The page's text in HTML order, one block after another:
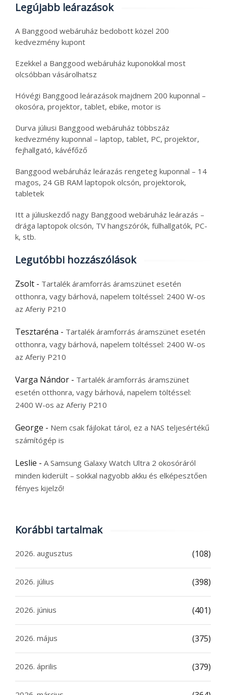
Legújabb leárazások
A Banggood webáruház bedobott közel 200
kedvezmény kupont
Ezekkel a Banggood webáruház kuponokkal most
olcsóbban vásárolhatsz
Hóvégi Banggood leárazások majdnem 200 kuponnal –
okosóra, projektor, tablet, ebike, motor is
Durva júliusi Banggood webáruház többszáz
kedvezmény kuponnal – laptop, tablet, PC, projektor,
fejhallgató, kávéfőző
Banggood webáruház leárazás rengeteg kuponnal – 14
magos, 24 GB RAM laptopok olcsón, projektorok,
tabletek
Itt a júliuskezdő nagy Banggood webáruház leárazás –
drága laptopok olcsón, TV hangszórók, fülhallgatók, PC-
k, stb.
Legutóbbi hozzászólások
Zsolt - Tartalék áramforrás áramszünet esetén
otthonra, vagy bárhová, napelem töltéssel: 2400 W-os
az Aferiy P210
Tesztaréna - Tartalék áramforrás áramszünet esetén
otthonra, vagy bárhová, napelem töltéssel: 2400 W-os
az Aferiy P210
Varga Nándor - Tartalék áramforrás áramszünet
esetén otthonra, vagy bárhová, napelem töltéssel:
2400 W-os az Aferiy P210
George - Nem csak fájlokat tárol, ez a NAS teljesértékű
számítógép is
Leslie - A Samsung Galaxy Watch Ultra 2 okosóráról
minden kiderült – sokkal nagyobb akku és elképesztően
fényes kijelző!
Korábbi tartalmak
2026. augusztus (108)
2026. július (398)
2026. június (401)
2026. május (375)
2026. április (379)